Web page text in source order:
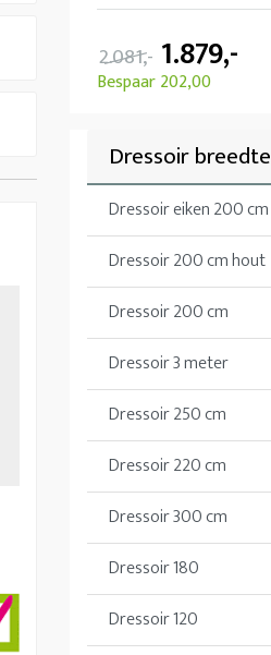
2.081,- 1.879,-
Bespaar 202,00
Dressoir breedte
Dressoir eiken 200 cm
Dressoir 200 cm hout
Dressoir 200 cm
Dressoir 3 meter
Dressoir 250 cm
Dressoir 220 cm
Dressoir 300 cm
Dressoir 180
Dressoir 120